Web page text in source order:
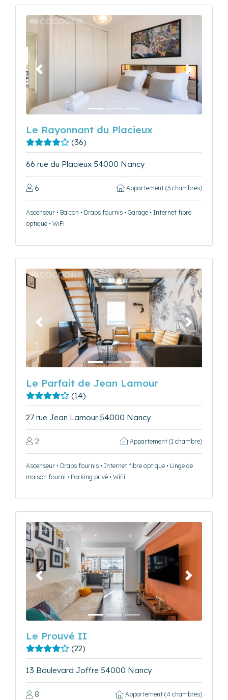
Précédent Suivant
Le Rayonnant du Placieux
(36)
66 rue du Placieux 54000 Nancy
6 Appartement (3 chambres)
Ascenseur • Balcon • Draps fournis • Garage • Internet fibre
optique • WiFi
Précédent Suivant
Le Parfait de Jean Lamour
(14)
27 rue Jean Lamour 54000 Nancy
2 Appartement (1 chambre)
Ascenseur • Draps fournis • Internet fibre optique • Linge de
maison fourni • Parking privé • WiFi
Précédent Suivant
Le Prouvé II
(22)
13 Boulevard Joffre 54000 Nancy
8 Appartement (4 chambres)